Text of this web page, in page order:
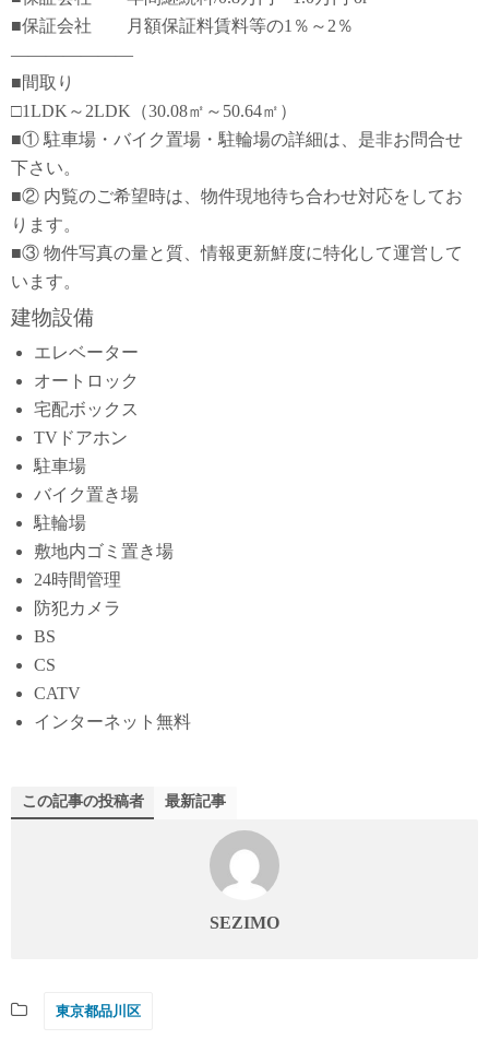
■保証会社 月額保証料賃料等の1％～2％
―――――――
■間取り
□1LDK～2LDK（30.08㎡～50.64㎡）
■① 駐車場・バイク置場・駐輪場の詳細は、是非お問合せ
下さい。
■② 内覧のご希望時は、物件現地待ち合わせ対応をしてお
ります。
■③ 物件写真の量と質、情報更新鮮度に特化して運営して
います。
建物設備
エレベーター
オートロック
宅配ボックス
TVドアホン
駐車場
バイク置き場
駐輪場
敷地内ゴミ置き場
24時間管理
防犯カメラ
BS
CS
CATV
インターネット無料
この記事の投稿者 最新記事
SEZIMO
東京都品川区